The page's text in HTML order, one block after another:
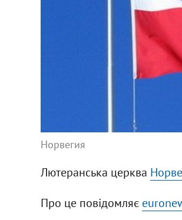
Норвегия
Лютеранська церква
Про це повідомляє